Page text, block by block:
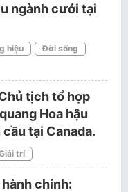
ngành cưới tại
hiệu
Đời sống
tịch tổ hợp
Hoa hậu
tại Canada.
trí
chính: